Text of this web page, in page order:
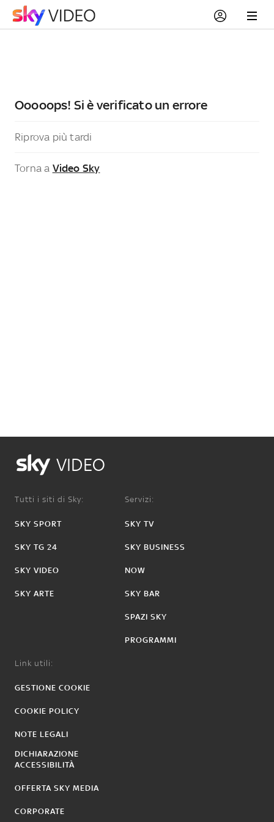
Ooooops! Si è verificato un errore
Riprova più tardi
Torna a Video Sky
VIDEO
Tutti i siti di Sky:
SKY SPORT
SKY TG 24
SKY VIDEO
SKY ARTE
Servizi:
SKY TV
SKY BUSINESS
NOW
SKY BAR
SPAZI SKY
PROGRAMMI
Link utili:
GESTIONE COOKIE
COOKIE POLICY
NOTE LEGALI
DICHIARAZIONE
ACCESSIBILITÀ
OFFERTA SKY MEDIA
CORPORATE